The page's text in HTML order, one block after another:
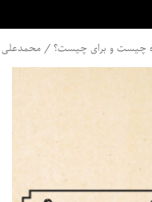
چیست و برای چیست؟ / محمدعلی